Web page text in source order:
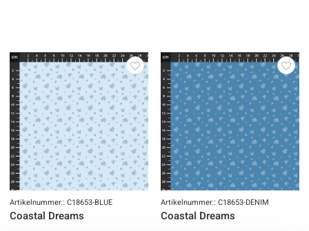
Artikelnummer.: C18653-BLUE
Coastal Dreams
Artikelnummer.: C18653-DENIM
Coastal Dreams